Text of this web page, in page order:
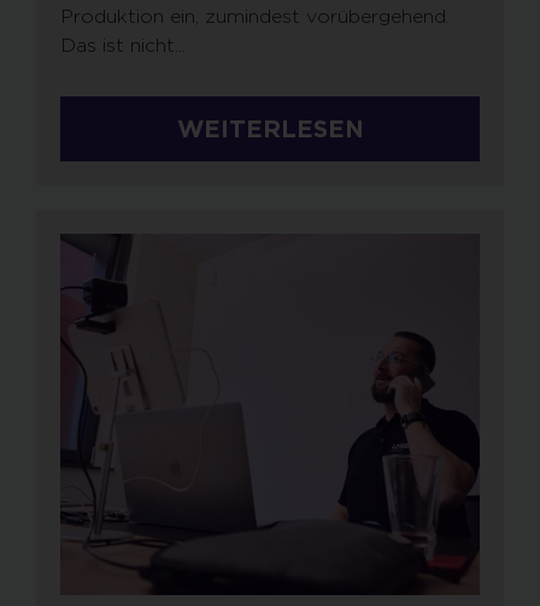
Produktion ein, zumindest vorübergehend.
Das ist nicht...
WEITERLESEN